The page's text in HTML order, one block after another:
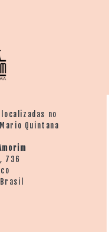
no
Quintana
736